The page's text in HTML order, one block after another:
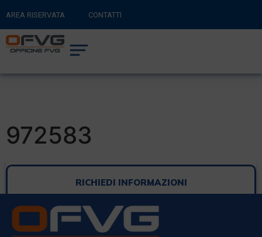
AREA RISERVATA CONTATTI
RITORNA AL SITO PRINCIPALE
CARRELLO
972583
RICHIEDI INFORMAZIONI